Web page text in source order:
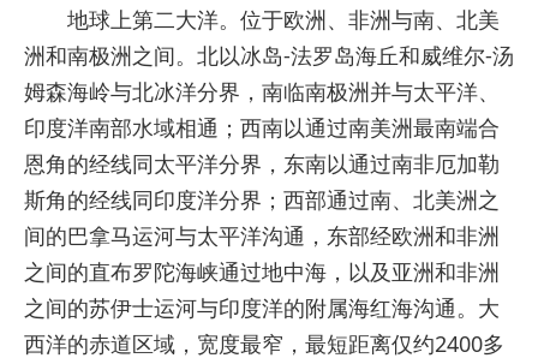
地球上第二大洋。位于欧洲、非洲与南、北美
洲和南极洲之间。北以冰岛-法罗岛海丘和威维尔-汤
姆森海岭与北冰洋分界，南临南极洲并与太平洋、
印度洋南部水域相通；西南以通过南美洲最南端合
恩角的经线同太平洋分界，东南以通过南非厄加勒
斯角的经线同印度洋分界；西部通过南、北美洲之
间的巴拿马运河与太平洋沟通，东部经欧洲和非洲
之间的直布罗陀海峡通过地中海，以及亚洲和非洲
之间的苏伊士运河与印度洋的附属海红海沟通。大
西洋的赤道区域，宽度最窄，最短距离仅约2400多